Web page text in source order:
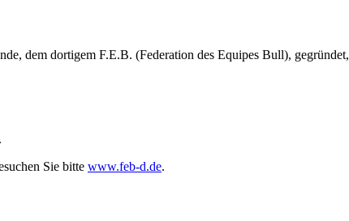
dem dortigem F.E.B. (Federation des Equipes Bull),
Sie bitte www.feb-d.de.